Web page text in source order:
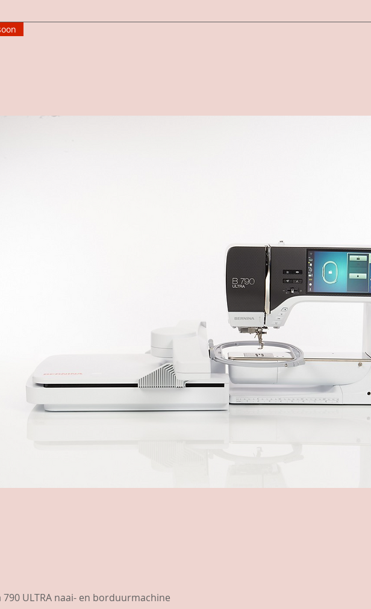
790 ULTRA naai- en borduurmachine